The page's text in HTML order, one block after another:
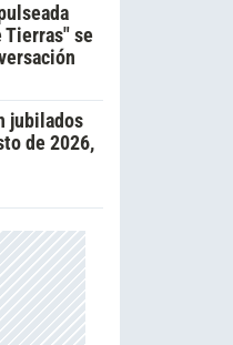
Tierras" se
jubilados
de 2026,